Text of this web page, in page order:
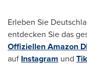
Erleben Sie
entdecken Sie das
Offiziellen Amazon
auf Instagram und